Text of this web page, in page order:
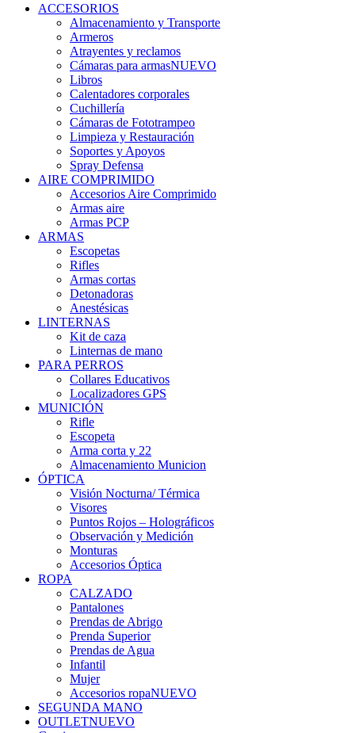
ACCESORIOS
Almacenamiento y Transporte
Armeros
Atrayentes y reclamos
Cámaras para armasNUEVO
Libros
Calentadores corporales
Cuchillería
Cámaras de Fototrampeo
Limpieza y Restauración
Soportes y Apoyos
Spray Defensa
AIRE COMPRIMIDO
Accesorios Aire Comprimido
Armas aire
Armas PCP
ARMAS
Escopetas
Rifles
Armas cortas
Detonadoras
Anestésicas
LINTERNAS
Kit de caza
Linternas de mano
PARA PERROS
Collares Educativos
Localizadores GPS
MUNICIÓN
Rifle
Escopeta
Arma corta y 22
Almacenamiento Municion
ÓPTICA
Visión Nocturna/ Térmica
Visores
Puntos Rojos – Holográficos
Observación y Medición
Monturas
Accesorios Óptica
ROPA
CALZADO
Pantalones
Prendas de Abrigo
Prenda Superior
Prendas de Agua
Infantil
Mujer
Accesorios ropaNUEVO
SEGUNDA MANO
OUTLETNUEVO